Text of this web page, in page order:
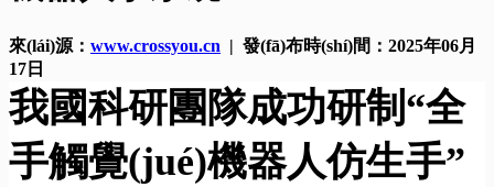
來(lái)源： www.crossyou.cn | 發(fā)布時(shí)間：2025年06月
17日
我國科研團隊成功研制“全
手觸覺(jué)機器人仿生手”